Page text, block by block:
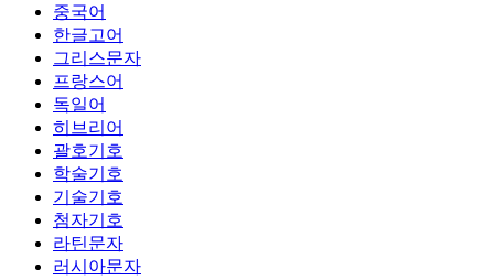
중국어
한글고어
그리스문자
프랑스어
독일어
히브리어
괄호기호
학술기호
기술기호
첨자기호
라틴문자
러시아문자